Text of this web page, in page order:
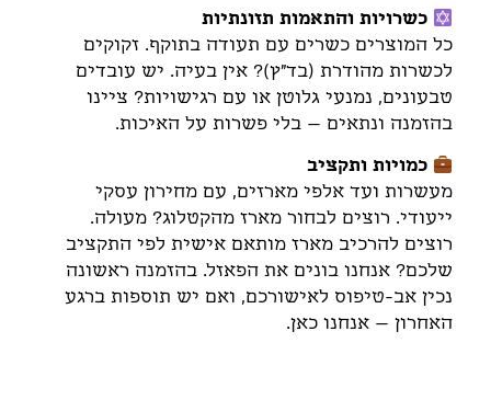
כשרויות והתאמות תזונתיות
כל המוצרים כשרים עם תעודה בתוקף. זקוקים
לכשרות מהודרת (בד"ץ)? אין בעיה. יש עובדים
טבעונים, נמנעי גלוטן או עם רגישויות? ציינו
בהזמנה ונתאים – בלי פשרות על האיכות.
כמויות ותקציב
מעשרות ועד אלפי מארזים, עם מחירון עסקי
ייעודי. רוצים לבחור מארז מהקטלוג? מעולה.
רוצים להרכיב מארז מותאם אישית לפי התקציב
שלכם? אנחנו בונים את הפאזל. בהזמנה ראשונה
נכין אב-טיפוס לאישורכם, ואם יש תוספות ברגע
האחרון – אנחנו כאן.